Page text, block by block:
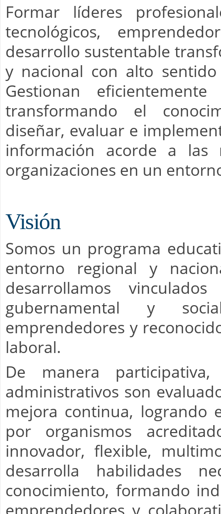
Formar líderes
tecnológicos,
desarrollo sustentable
y nacional con alto
Gestionan
transformando el
diseñar, evaluar e
información acorde a las
organizaciones en un
Visión
Somos un programa
entorno regional y
desarrollamos
gubernamental y
emprendedores y
laboral.
De manera
administrativos son
mejora continua, logrando
por organismos
innovador, flexible,
desarrolla habilidades
conocimiento, formando